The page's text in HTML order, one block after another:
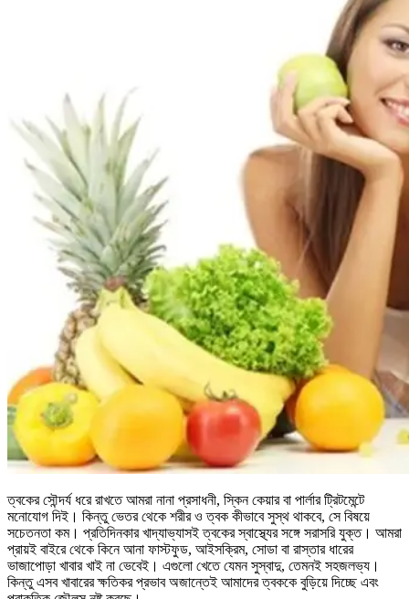
ত্বকের সৌন্দর্য ধরে রাখতে আমরা নানা প্রসাধনী, স্কিন কেয়ার বা পার্লার ট্রিটমেন্টে
মনোযোগ দিই। কিন্তু ভেতর থেকে শরীর ও ত্বক কীভাবে সুস্থ থাকবে, সে বিষয়ে
সচেতনতা কম। প্রতিদিনকার খাদ্যাভ্যাসই ত্বকের স্বাস্থ্যের সঙ্গে সরাসরি যুক্ত। আমরা
প্রায়ই বাইরে থেকে কিনে আনা ফাস্টফুড, আইসক্রিম, সোডা বা রাস্তার ধারের
ভাজাপোড়া খাবার খাই না ভেবেই। এগুলো খেতে যেমন সুস্বাদু, তেমনই সহজলভ্য।
কিন্তু এসব খাবারের ক্ষতিকর প্রভাব অজান্তেই আমাদের ত্বককে বুড়িয়ে দিচ্ছে এবং